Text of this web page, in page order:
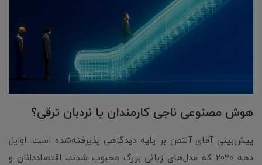
هوش مصنوعی ناجی کارمندان یا نردبان ترقی؟
پیش‌بینی آقای آلتمن بر پایه دیدگاهی پذیرفته‌شده است. اوایل
دهه ۲۰۲۰ که مدل‌های زبانی بزرگ محبوب شدند، اقتصاددانان و